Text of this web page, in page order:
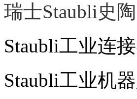
瑞士Staubli史
Staubli工业连
Staubli工业机